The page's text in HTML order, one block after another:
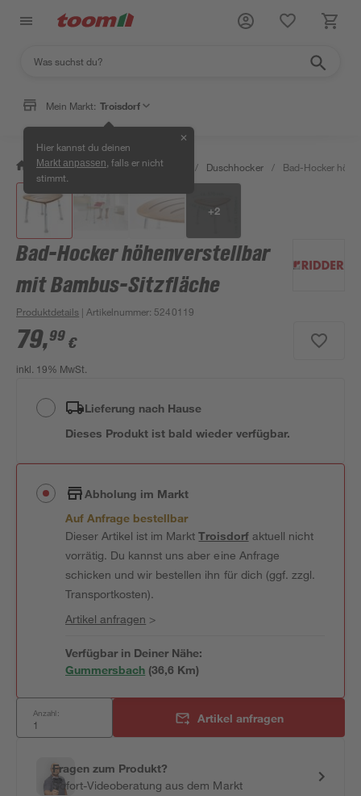
Mein Markt: Troisdorf
Hier kannst du deinen
Markt anpassen , falls er nicht
stimmt.
✕
/ Bad & Sanitär / Badsicherheit / Duschhocker / Bad-Hocker
+2
Bad-Hocker höhenverstellbar
mit Bambus-Sitzfläche
Produktdetails | Artikelnummer: 5240119
79,99 €
inkl. 19% MwSt.
Lieferung nach Hause
Dieses Produkt ist bald wieder verfügbar.
Abholung im Markt
Auf Anfrage bestellbar
Dieser Artikel ist im MarktTroisdorfaktuell nicht
vorrätig. Du kannst uns aber eine Anfrage
schicken und wir bestellen ihn für dich (ggf. zzgl.
Transportkosten).
Artikel anfragen >
Verfügbar in Deiner Nähe:
Gummersbach (36,6 Km)
Anzahl: Artikel anfragen
Fragen zum Produkt?
Sofort-Videoberatung aus dem Markt